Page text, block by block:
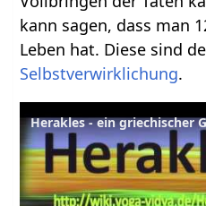
kann sagen, dass man
Leben hat. Diese sind
Selbstverwirklichung.
Herakles - ein griechischer